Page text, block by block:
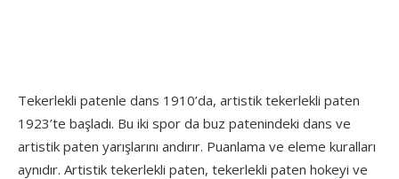
Tekerlekli patenle dans 1910’da, artistik tekerlekli paten
1923’te başladı. Bu iki spor da buz patenindeki dans ve
artistik paten yarışlarını andırır. Puanlama ve eleme kuralları
aynıdır. Artistik tekerlekli paten, tekerlekli paten hokeyi ve